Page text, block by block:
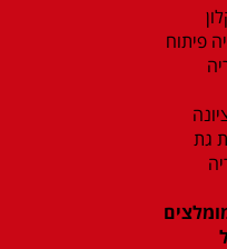
פיתוח
גת